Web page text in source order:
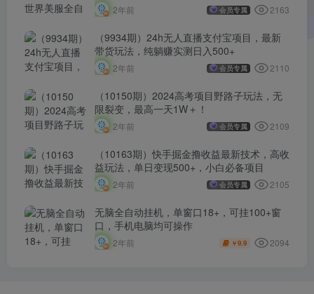
学
2年前 会员专属 2163
（9934期）24h无人直播支付宝项目，最新
带货玩法，纯躺赚实测日入500+
2年前 会员专属 2110
（10150期）2024高考项目野路子玩法，无
限裂变，最高一天1W＋！
2年前 会员专属 2109
（10163期）快手掘金撸收益最新技术，高收
益玩法，单日变现500+，小白必备项目
2年前 会员专属 2105
无脑全自动挂机，单窗口18+，可挂100+窗
口，手机电脑均可操作
2年前 ￥9.9 2094